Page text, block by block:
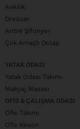
Askılık
Dresuar
Antre Şifonyer
Çok Amaçlı Dolap
YATAK ODASI
Yatak Odası Takımı
Makyaj Masası
OFIS & ÇALIŞMA ODASI
Ofis Takımı
Ofis Keson